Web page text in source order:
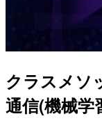
クラスメソ
通信(機械学